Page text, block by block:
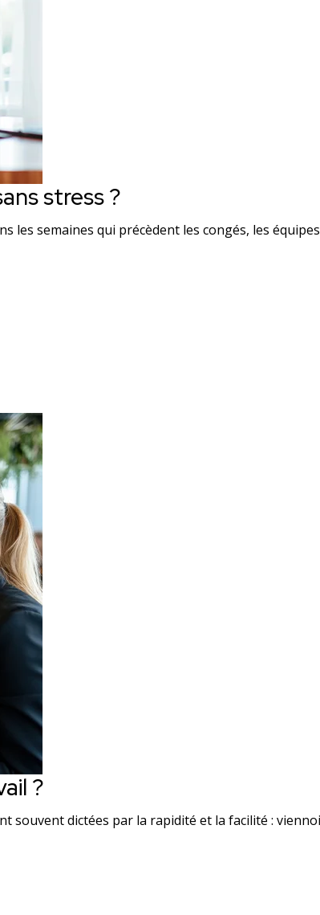
stress ?
les semaines qui précèdent les congés, les
?
souvent dictées par la rapidité et la facilité :